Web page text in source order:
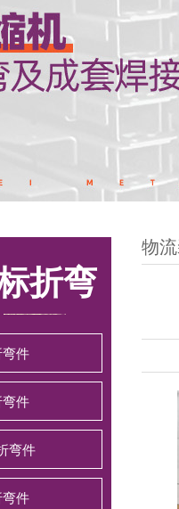
折弯
件
件
弯件
件
物